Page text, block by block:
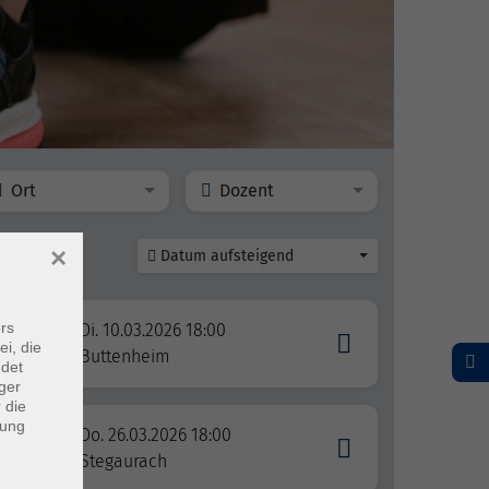
Ort Dozent
Datum aufsteigend
Di. 10.03.2026 18:00
Buttenheim
Do. 26.03.2026 18:00
Stegaurach
die
die
×